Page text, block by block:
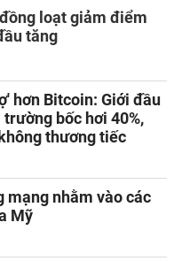
loạt giảm điểm
tăng
hơn Bitcoin: Giới đầu
bốc hơi 40%,
thương tiếc
mạng nhằm vào các
Mỹ